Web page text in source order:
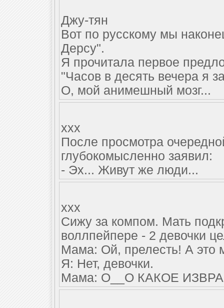
Джу-тян
Вот по русскому мы
Дерсу".
Я прочитала первое
"Часов в десять вечера я
О, мой анимешный мозг...
xxx
После просмотра
глубокомысленно заявил:
- Эх... Живут же люди...
xxx
Сижу за компом. Мать
воллпейпере - 2 девочки
Мама: Ой, прелесть! А это
Я: Нет, девочки.
Мама: О__О КАКОЕ